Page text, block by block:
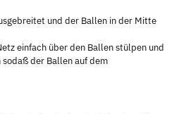
und der Ballen in der Mitte
einfach über den Ballen stülpen und
der Ballen auf dem